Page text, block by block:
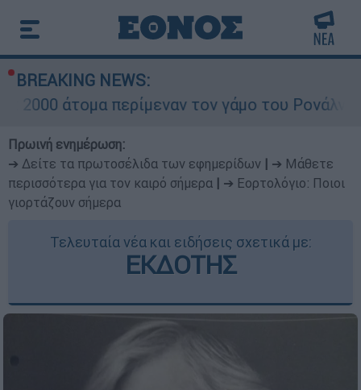
BREAKING NEWS:
περίμεναν τον γάμο του Ρονάλντο στη
Πρωινή ενημέρωση:
➔ Δείτε τα πρωτοσέλιδα των εφημερίδων
➔ Μάθετε
περισσότερα για τον καιρό σήμερα
➔ Εορτολόγιο: Ποιοι
γιορτάζουν σήμερα
Τελευταία νέα και ειδήσεις σχετικά με:
ΕΚΔΟΤΗΣ